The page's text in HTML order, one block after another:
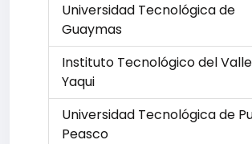
Universidad Tecnológica de
Guaymas
Instituto Tecnológico del
Yaqui
Universidad Tecnológica de
Peasco